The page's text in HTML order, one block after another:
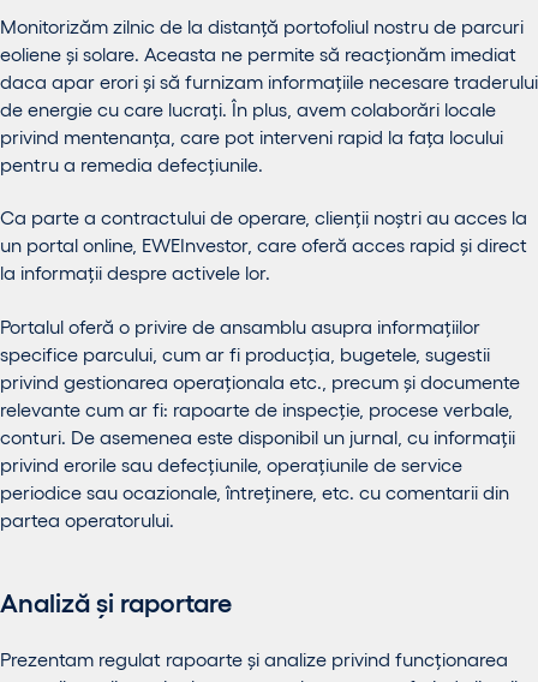
Monitorizăm zilnic de la distanță portofoliul nostru de parcuri
eoliene și solare. Aceasta ne permite să reacționăm imediat
daca apar erori și să furnizam informațiile necesare traderului
de energie cu care lucrați. În plus, avem colaborări locale
privind mentenanța, care pot interveni rapid la fața locului
pentru a remedia defecțiunile.
Ca parte a contractului de operare, clienții noștri au acces la
un portal online, EWEInvestor, care oferă acces rapid și direct
la informații despre activele lor.
Portalul oferă o privire de ansamblu asupra informațiilor
specifice parcului, cum ar fi producția, bugetele, sugestii
privind gestionarea operaționala etc., precum și documente
relevante cum ar fi: rapoarte de inspecție, procese verbale,
conturi. De asemenea este disponibil un jurnal, cu informații
privind erorile sau defecțiunile, operațiunile de service
periodice sau ocazionale, întreținere, etc. cu comentarii din
partea operatorului.
Analiză și raportare
Prezentam regulat rapoarte și analize privind funcționarea